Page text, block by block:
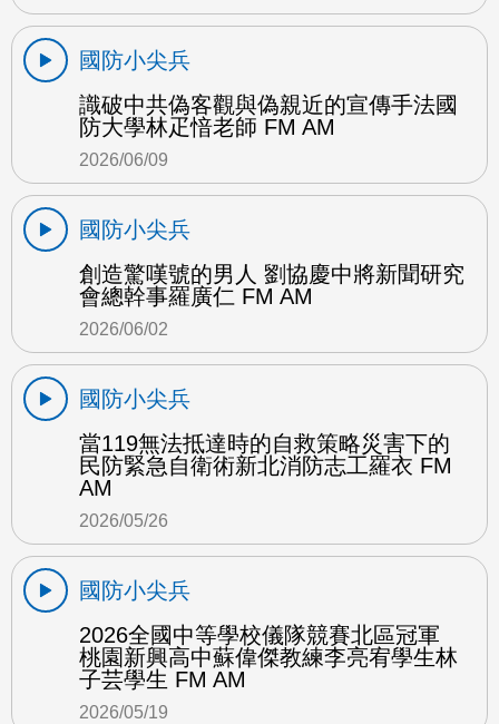
國防小尖兵
識破中共偽客觀與偽親近的宣傳手法國
防大學林疋愔老師 FM AM
2026/06/09
國防小尖兵
創造驚嘆號的男人 劉協慶中將新聞研究
會總幹事羅廣仁 FM AM
2026/06/02
國防小尖兵
當119無法抵達時的自救策略災害下的
民防緊急自衛術新北消防志工羅衣 FM
AM
2026/05/26
國防小尖兵
2026全國中等學校儀隊競賽北區冠軍
桃園新興高中蘇偉傑教練李亮宥學生林
子芸學生 FM AM
2026/05/19